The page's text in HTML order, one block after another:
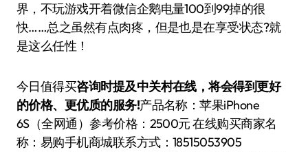
界，不玩游戏开着微信企鹅电量100到99掉的很
快……总之虽然有点肉疼，但是也是在享受状态?就
是这么任性！
今日值得买咨询时提及中关村在线，将会得到更好
的价格、更优质的服务!产品名称：苹果iPhone
6S（全网通）参考价格：2500元 在线购买商家名
称：易购手机商城联系方式：18515053905